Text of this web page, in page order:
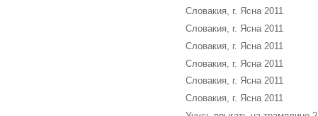
Словакия, г. Ясна 2011
Словакия, г. Ясна 2011
Словакия, г. Ясна 2011
Словакия, г. Ясна 2011
Словакия, г. Ясна 2011
Словакия, г. Ясна 2011